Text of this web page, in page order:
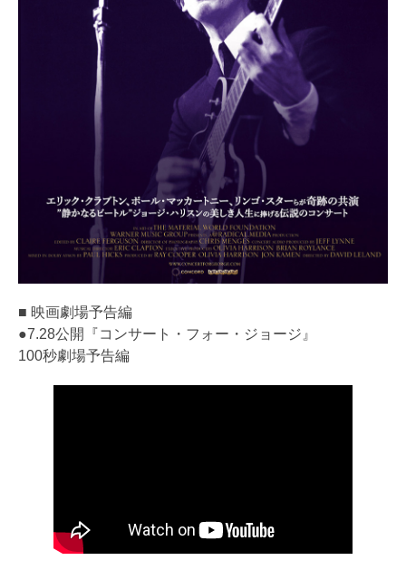
■ 映画劇場予告編
●7.28公開『コンサート・フォー・ジョージ』
100秒劇場予告編